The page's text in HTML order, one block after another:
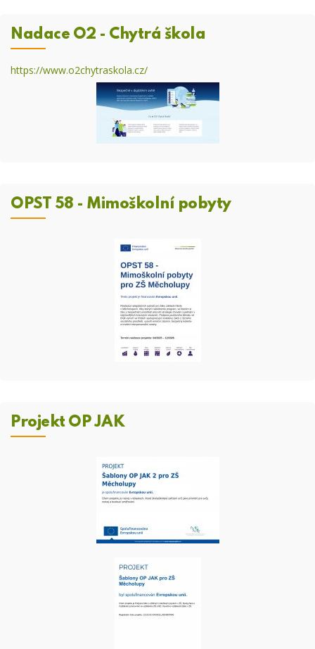
Nadace O2 - Chytrá škola
https://www.o2chytraskola.cz/
OPST 58 - Mimoškolní pobyty
Projekt OP JAK